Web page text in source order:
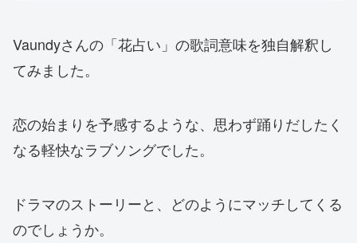
Vaundyさんの「花占い」の歌詞意味を独自解釈し
てみました。
恋の始まりを予感するような、思わず踊りだしたく
なる軽快なラブソングでした。
ドラマのストーリーと、どのようにマッチしてくる
のでしょうか。